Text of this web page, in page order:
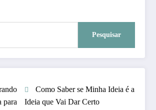
Pesquisar
Como Saber se Minha Ideia é a
Ideia que Vai Dar Certo